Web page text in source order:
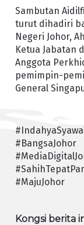
Sambutan
turut dihadiri
Negeri Johor,
Ketua Jabatan
Anggota
pemimpin-
General
#BangsaJohor
#MajuJohor
Kongsi berita